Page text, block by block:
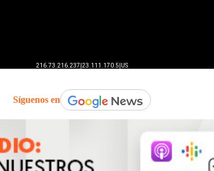
Síguenos en